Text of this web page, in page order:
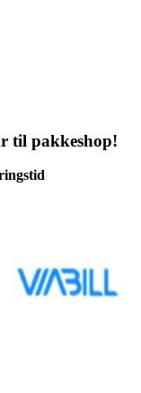
til pakkeshop!